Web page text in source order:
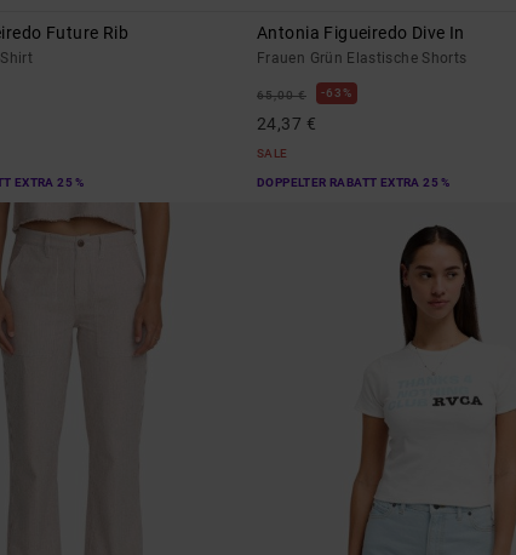
Future Rib
EXTRA 25 %
Antonia Figueiredo Dive In
Frauen Grün Elastische Shorts
65,00 € 63%
24,37 €
SALE
DOPPELTER RABATT EXTRA 25 %